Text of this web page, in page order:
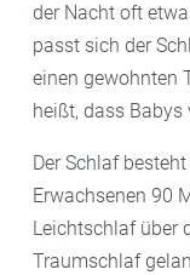
der Nacht oft
passt sich der
einen gewohnten
heißt, dass
Der Schlaf
Erwachsenen 90
Leichtschlaf über
Traumschlaf